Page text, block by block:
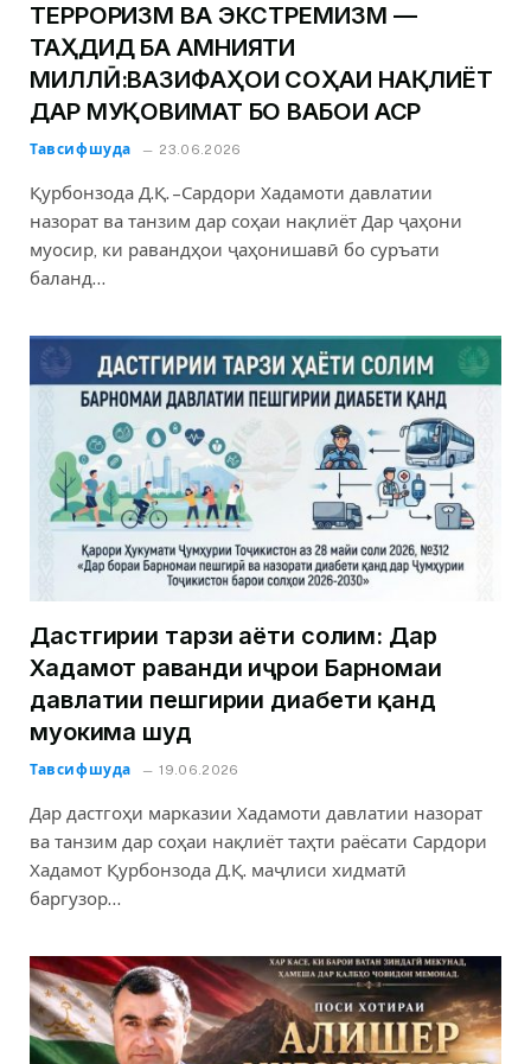
ТЕРРОРИЗМ ВА ЭКСТРЕМИЗМ —
ТАҲДИД БА АМНИЯТИ
МИЛЛӢ:ВАЗИФАҲОИ СОҲАИ НАҚЛИЁТ
ДАР МУҚОВИМАТ БО ВАБОИ АСР
Тавсифшуда 23.06.2026
Қурбонзода Д.Қ. –Сардори Хадамоти давлатии
назорат ва танзим дар соҳаи нақлиёт Дар ҷаҳони
муосир, ки равандҳои ҷаҳонишавӣ бо суръати
баланд…
Дастгирии тарзи ҳаёти солим: Дар
Хадамот раванди иҷрои Барномаи
давлатии пешгирии диабети қанд
муҳокима шуд
Тавсифшуда 19.06.2026
Дар дастгоҳи марказии Хадамоти давлатии назорат
ва танзим дар соҳаи нақлиёт таҳти раёсати Сардори
Хадамот Қурбонзода Д.Қ. маҷлиси хидматӣ
баргузор…